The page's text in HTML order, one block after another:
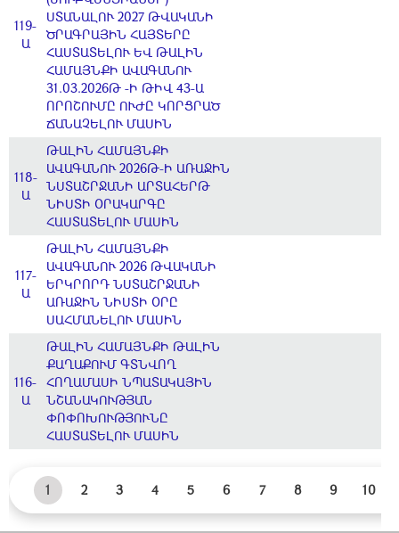
119-
Ա
ՍՏԱՆԱԼՈՒ 2027 ԹՎԱԿԱՆԻ
ԾՐԱԳՐԱՅԻՆ ՀԱՅՏԵՐԸ
ՀԱՍՏԱՏԵԼՈՒ ԵՎ ԹԱԼԻՆ
ՀԱՄԱՅՆՔԻ ԱՎԱԳԱՆՈՒ
31.03.2026Թ -Ի ԹԻՎ 43-Ա
ՈՐՈՇՈՒՄԸ ՈՒԺԸ ԿՈՐՑՐԱԾ
ՃԱՆԱՉԵԼՈՒ ՄԱՍԻՆ
118-
Ա
ԹԱԼԻՆ ՀԱՄԱՅՆՔԻ
ԱՎԱԳԱՆՈՒ 2026Թ-Ի ԱՌԱՋԻՆ
ՆՍՏԱՇՐՋԱՆԻ ԱՐՏԱՀԵՐԹ
ՆԻՍՏԻ ՕՐԱԿԱՐԳԸ
ՀԱՍՏԱՏԵԼՈՒ ՄԱՍԻՆ
117-
Ա
ԹԱԼԻՆ ՀԱՄԱՅՆՔԻ
ԱՎԱԳԱՆՈՒ 2026 ԹՎԱԿԱՆԻ
ԵՐԿՐՈՐԴ ՆՍՏԱՇՐՋԱՆԻ
ԱՌԱՋԻՆ ՆԻՍՏԻ ՕՐԸ
ՍԱՀՄԱՆԵԼՈՒ ՄԱՍԻՆ
116-
Ա
ԹԱԼԻՆ ՀԱՄԱՅՆՔԻ ԹԱԼԻՆ
ՔԱՂԱՔՈՒՄ ԳՏՆՎՈՂ
ՀՈՂԱՄԱՍԻ ՆՊԱՏԱԿԱՅԻՆ
ՆՇԱՆԱԿՈՒԹՅԱՆ
ՓՈՓՈԽՈՒԹՅՈՒՆԸ
ՀԱՍՏԱՏԵԼՈՒ ՄԱՍԻՆ
1 2 3 4 5 6 7 8 9 10